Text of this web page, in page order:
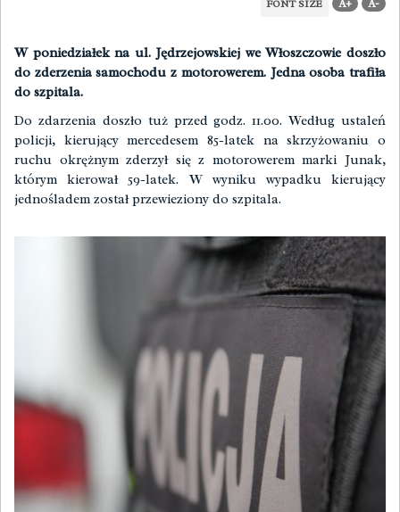
FONT SIZE A+ A-
W poniedziałek na ul. Jędrzejowskiej we Włoszczowie doszło
do zderzenia samochodu z motorowerem. Jedna osoba trafiła
do szpitala.
Do zdarzenia doszło tuż przed godz. 11.00. Według ustaleń
policji, kierujący mercedesem 85-latek na skrzyżowaniu o
ruchu okrężnym zderzył się z motorowerem marki Junak,
którym kierował 59-latek. W wyniku wypadku kierujący
jednośladem został przewieziony do szpitala.